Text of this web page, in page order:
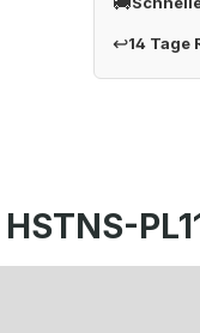
↩14 Tage